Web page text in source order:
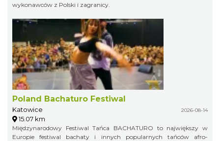
wykonawców z Polski i zagranicy.
Poland Bachaturo Festiwal
Katowice 2026-08-14
15.07 km
Międzynarodowy Festiwal Tańca BACHATURO to największy w
Europie festiwal bachaty i innych popularnych tańców afro-